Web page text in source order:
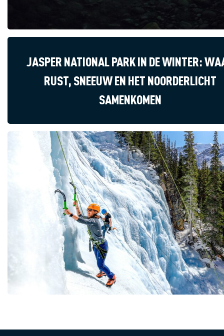
JASPER NATIONAL PARK IN DE WINTER:
RUST, SNEEUW EN HET NOORDERLICHT
SAMENKOMEN